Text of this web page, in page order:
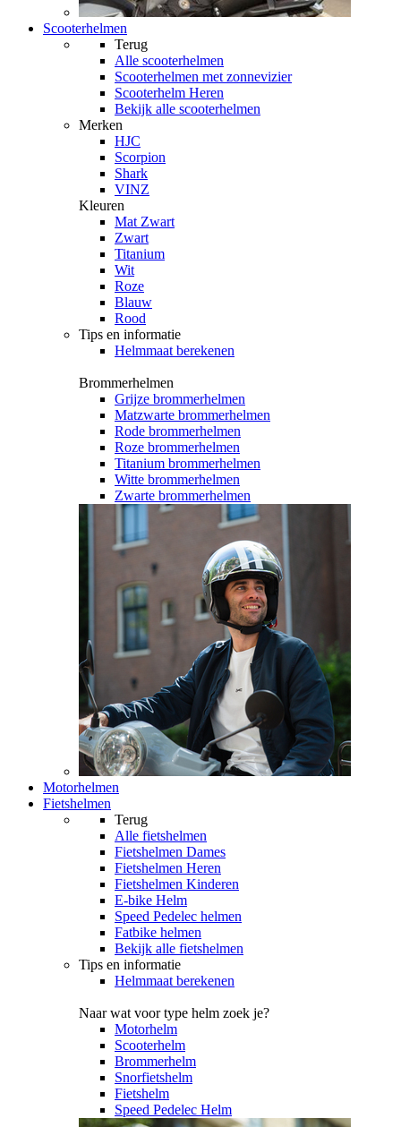
Scooterhelmen
Terug
Alle scooterhelmen
Scooterhelmen met zonnevizier
Scooterhelm Heren
Bekijk alle scooterhelmen
Merken
HJC
Scorpion
Shark
VINZ
Kleuren
Mat Zwart
Zwart
Titanium
Wit
Roze
Blauw
Rood
Tips en informatie
Helmmaat berekenen
Brommerhelmen
Grijze brommerhelmen
Matzwarte brommerhelmen
Rode brommerhelmen
Roze brommerhelmen
Titanium brommerhelmen
Witte brommerhelmen
Zwarte brommerhelmen
Motorhelmen
Fietshelmen
Terug
Alle fietshelmen
Fietshelmen Dames
Fietshelmen Heren
Fietshelmen Kinderen
E-bike Helm
Speed Pedelec helmen
Fatbike helmen
Bekijk alle fietshelmen
Tips en informatie
Helmmaat berekenen
Naar wat voor type helm zoek je?
Motorhelm
Scooterhelm
Brommerhelm
Snorfietshelm
Fietshelm
Speed Pedelec Helm